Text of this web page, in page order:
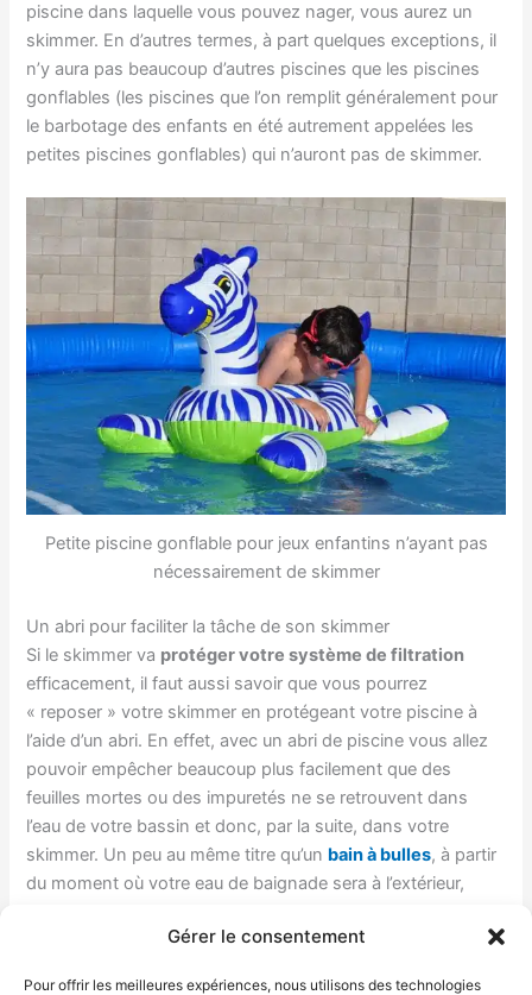
Gérer le consentement
Pour offrir les meilleures expériences, nous utilisons des technologies
piscine dans laquelle vous pouvez nager, vous aurez un
skimmer. En d’autres termes, à part quelques exceptions, il
n’y aura pas beaucoup d’autres piscines que les piscines
gonflables (les piscines que l’on remplit généralement pour
le barbotage des enfants en été autrement appelées les
petites piscines gonflables) qui n’auront pas de skimmer.
Petite piscine gonflable pour jeux enfantins n’ayant pas
nécessairement de skimmer
Un abri pour faciliter la tâche de son skimmer
Si le skimmer va protéger votre système de filtration
efficacement, il faut aussi savoir que vous pourrez
« reposer » votre skimmer en protégeant votre piscine à
l’aide d’un abri. En effet, avec un abri de piscine vous allez
pouvoir empêcher beaucoup plus facilement que des
feuilles mortes ou des impuretés ne se retrouvent dans
l’eau de votre bassin et donc, par la suite, dans votre
skimmer. Un peu au même titre qu’un bain à bulles, à partir
du moment où votre eau de baignade sera à l’extérieur,
pour la protéger de tout ce qui pourrait venir l’altérer.